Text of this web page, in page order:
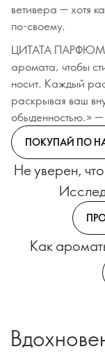
ветивера — хотя
по-своему.
ЦИТАТА
аромата, чтобы
носит. Каждый
раскрывая ваш
обыденностью.»
ПОКУПАЙ ПО
Не уверен,
Как